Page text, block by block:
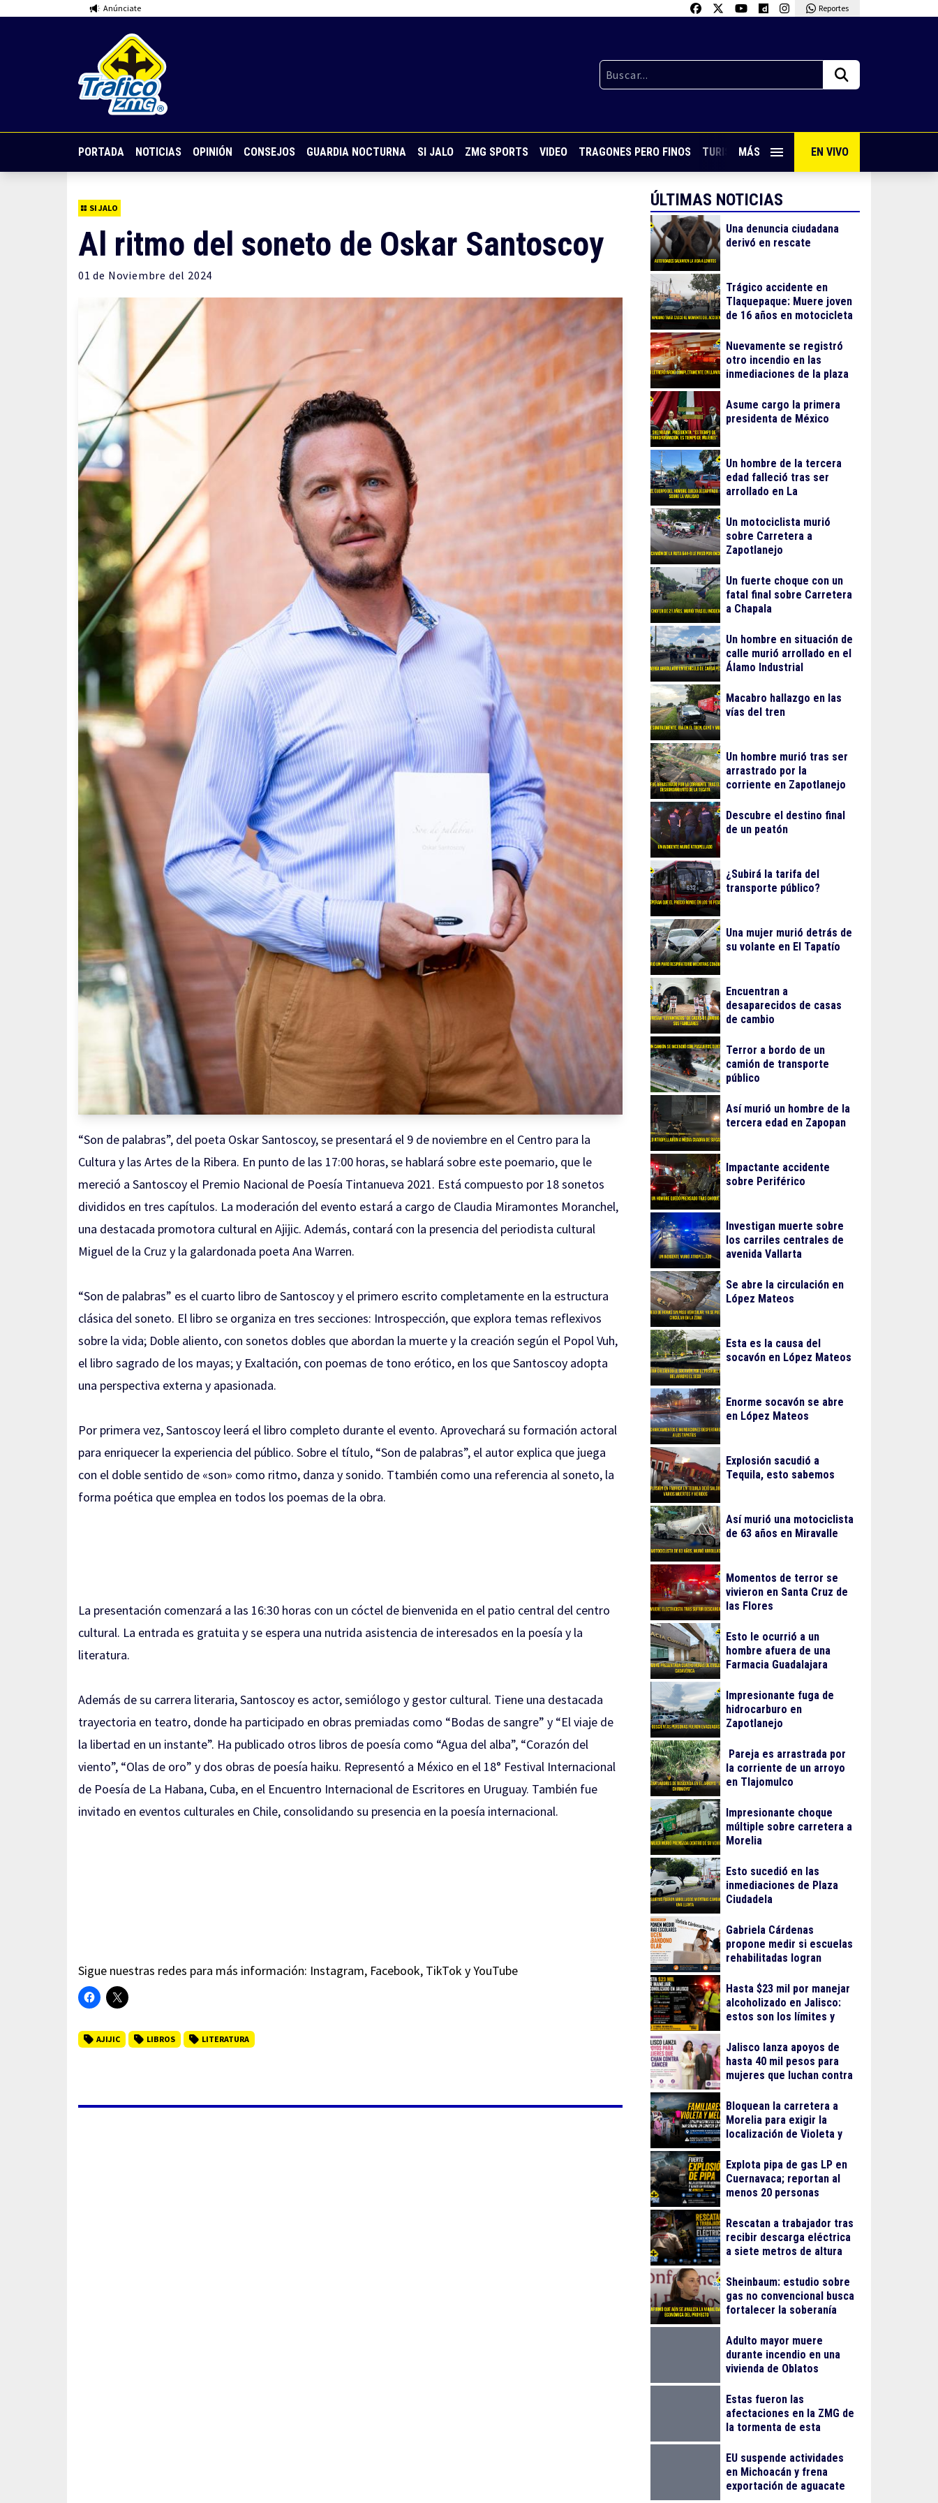
Anúnciate Reportes
PORTADA NOTICIAS OPINIÓN CONSEJOS GUARDIA NOCTURNA SI JALO ZMG SPORTS VIDEO TRAGONES PERO FINOS TURISMO CON SABOR VIVE PUERTO VALLARTA
MÁS EN VIVO
SI JALO
Al ritmo del soneto de Oskar Santoscoy
01 de Noviembre del 2024
“Son de palabras”, del poeta Oskar Santoscoy, se presentará el 9 de noviembre en el Centro para la
Cultura y las Artes de la Ribera. En punto de las 17:00 horas, se hablará sobre este poemario, que le
mereció a Santoscoy el Premio Nacional de Poesía Tintanueva 2021. Está compuesto por 18 sonetos
divididos en tres capítulos. La moderación del evento estará a cargo de Claudia Miramontes Moranchel,
una destacada promotora cultural en Ajijic. Además, contará con la presencia del periodista cultural
Miguel de la Cruz y la galardonada poeta Ana Warren.
“Son de palabras” es el cuarto libro de Santoscoy y el primero escrito completamente en la estructura
clásica del soneto. El libro se organiza en tres secciones: Introspección, que explora temas reflexivos
sobre la vida; Doble aliento, con sonetos dobles que abordan la muerte y la creación según el Popol Vuh,
el libro sagrado de los mayas; y Exaltación, con poemas de tono erótico, en los que Santoscoy adopta
una perspectiva externa y apasionada.
Por primera vez, Santoscoy leerá el libro completo durante el evento. Aprovechará su formación actoral
para enriquecer la experiencia del público. Sobre el título, “Son de palabras”, el autor explica que juega
con el doble sentido de «son» como ritmo, danza y sonido. Ttambién como una referencia al soneto, la
forma poética que emplea en todos los poemas de la obra.
La presentación comenzará a las 16:30 horas con un cóctel de bienvenida en el patio central del centro
cultural. La entrada es gratuita y se espera una nutrida asistencia de interesados en la poesía y la
literatura.
Además de su carrera literaria, Santoscoy es actor, semiólogo y gestor cultural. Tiene una destacada
trayectoria en teatro, donde ha participado en obras premiadas como “Bodas de sangre” y “El viaje de
la libertad en un instante”. Ha publicado otros libros de poesía como “Agua del alba”, “Corazón del
viento”, “Olas de oro” y dos obras de poesía haiku. Representó a México en el 18° Festival Internacional
de Poesía de La Habana, Cuba, en el Encuentro Internacional de Escritores en Uruguay. También fue
invitado en eventos culturales en Chile, consolidando su presencia en la poesía internacional.
Sigue nuestras redes para más información: Instagram, Facebook, TikTokyYouTube
AJIJIC LIBROS LITERATURA
ÚLTIMAS NOTICIAS
Una denuncia ciudadana
derivó en rescate
Trágico accidente en
Tlaquepaque: Muere joven
de 16 años en motocicleta
Nuevamente se registró
otro incendio en las
inmediaciones de la plaza
Asume cargo la primera
presidenta de México
Un hombre de la tercera
edad falleció tras ser
arrollado en La
Un motociclista murió
sobre Carretera a
Zapotlanejo
Un fuerte choque con un
fatal final sobre Carretera
a Chapala
Un hombre en situación de
calle murió arrollado en el
Álamo Industrial
Macabro hallazgo en las
vías del tren
Un hombre murió tras ser
arrastrado por la
corriente en Zapotlanejo
Descubre el destino final
de un peatón
¿Subirá la tarifa del
transporte público?
Una mujer murió detrás de
su volante en El Tapatío
Encuentran a
desaparecidos de casas
de cambio
Terror a bordo de un
camión de transporte
público
Así murió un hombre de la
tercera edad en Zapopan
Impactante accidente
sobre Periférico
Investigan muerte sobre
los carriles centrales de
avenida Vallarta
Se abre la circulación en
López Mateos
Esta es la causa del
socavón en López Mateos
Enorme socavón se abre
en López Mateos
Explosión sacudió a
Tequila, esto sabemos
Así murió una motociclista
de 63 años en Miravalle
Momentos de terror se
vivieron en Santa Cruz de
las Flores
Esto le ocurrió a un
hombre afuera de una
Farmacia Guadalajara
Impresionante fuga de
hidrocarburo en
Zapotlanejo
Pareja es arrastrada por
la corriente de un arroyo
en Tlajomulco
Impresionante choque
múltiple sobre carretera a
Morelia
Esto sucedió en las
inmediaciones de Plaza
Ciudadela
Gabriela Cárdenas
propone medir si escuelas
rehabilitadas logran
escolar
Hasta $23 mil por manejar
alcoholizado en Jalisco:
estos son los límites y
Jalisco lanza apoyos de
hasta 40 mil pesos para
mujeres que luchan contra
Bloquean la carretera a
Morelia para exigir la
localización de Violeta y
Explota pipa de gas LP en
Cuernavaca; reportan al
menos 20 personas
Rescatan a trabajador tras
recibir descarga eléctrica
a siete metros de altura
Sheinbaum: estudio sobre
gas no convencional busca
fortalecer la soberanía
Adulto mayor muere
durante incendio en una
vivienda de Oblatos
Estas fueron las
afectaciones en la ZMG de
la tormenta de esta
EU suspende actividades
en Michoacán y frena
exportación de aguacate